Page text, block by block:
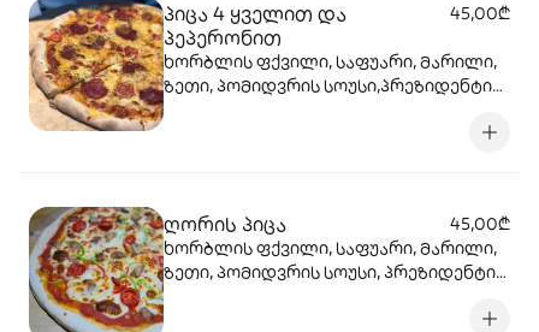
პიცა 4 ყველით და
პეპერონით
45,00₾
ხორბლის ფქვილი, საფუარი, მარილი,
ზეთი, პომიდვრის სოუსი,პრეზიდენტის
ღორის პიცა
45,00₾
ხორბლის ფქვილი, საფუარი, მარილი,
ზეთი, პომიდვრის სოუსი, პრეზიდენტის
ხახვი, ბულგარული , ჩერი პომიდორი